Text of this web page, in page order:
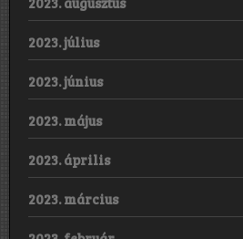
2023. július
2023. június
2023. május
2023. április
2023. március